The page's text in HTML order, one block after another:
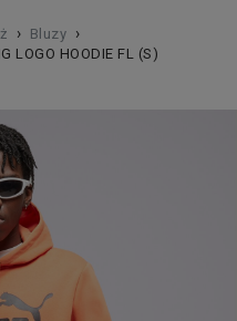
› Bluzy ›
LOGO HOODIE FL (S)